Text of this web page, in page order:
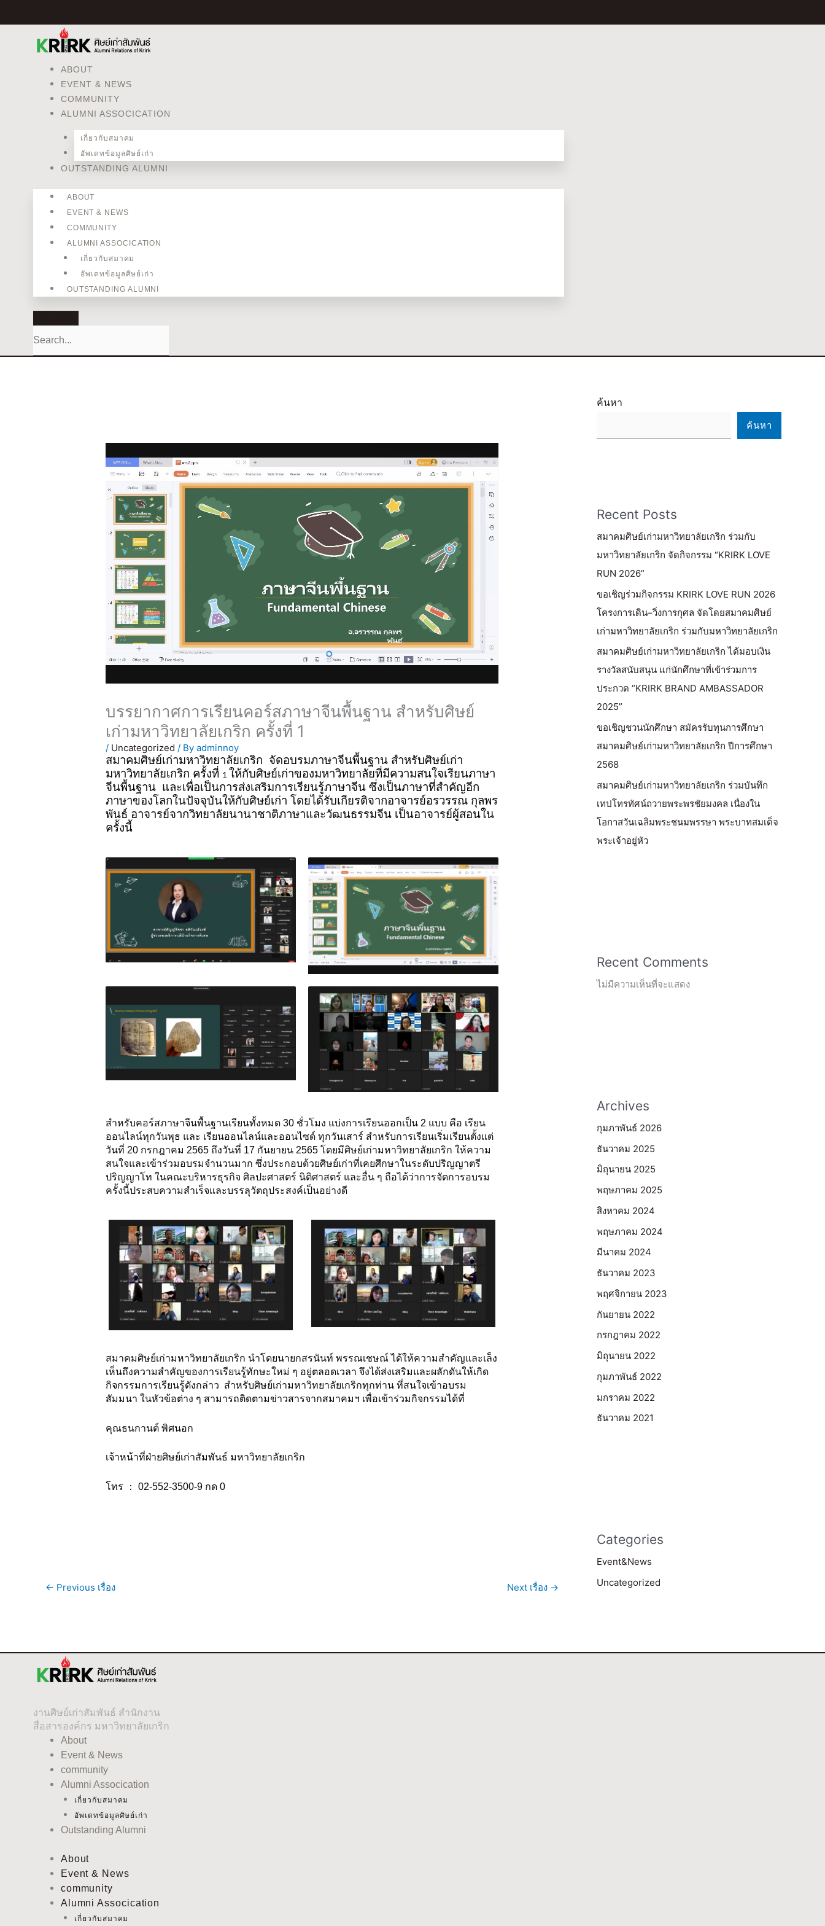
ABOUT
EVENT & NEWS
COMMUNITY
ALUMNI ASSOCICATION
เกี่ยวกับสมาคม
อัพเดทข้อมูลศิษย์เก่า
OUTSTANDING ALUMNI
ABOUT
EVENT & NEWS
COMMUNITY
ALUMNI ASSOCICATION
เกี่ยวกับสมาคม
อัพเดทข้อมูลศิษย์เก่า
OUTSTANDING ALUMNI
บรรยากาศการเรียนคอร์สภาษาจีนพื้นฐาน สำหรับศิษย์
เก่ามหาวิทยาลัยเกริก ครั้งที่ 1
/ Uncategorized / Byadminnoy
สมาคมศิษย์เก่ามหาวิทยาลัยเกริก จัดอบรมภาษาจีนพื้นฐาน สำหรับศิษย์เก่า
มหาวิทยาลัยเกริก ครั้งที่ 1 ให้กับศิษย์เก่าของมหาวิทยาลัยที่มีความสนใจเรียนภาษา
จีนพื้นฐาน และเพื่อเป็นการส่งเสริมการเรียนรู้ภาษาจีน ซึ่งเป็นภาษาที่สำคัญอีก
ภาษาของโลกในปัจจุบันให้กับศิษย์เก่า โดยได้รับเกียรติจากอาจารย์อรวรรณ กุลพร
พันธ์ อาจารย์จากวิทยาลัยนานาชาติภาษาและวัฒนธรรมจีน เป็นอาจารย์ผู้สอนใน
ครั้งนี้
สำหรับคอร์สภาษาจีนพื้นฐานเรียนทั้งหมด 30 ชั่วโมง แบ่งการเรียนออกเป็น 2 แบบ คือ เรียน
ออนไลน์ทุกวันพุธ และ เรียนออนไลน์และออนไซด์ ทุกวันเสาร์ สำหรับการเรียนเริ่มเรียนตั้งแต่
วันที่ 20 กรกฎาคม 2565 ถึงวันที่ 17 กันยายน 2565 โดยมีศิษย์เก่ามหาวิทยาลัยเกริก ให้ความ
สนใจและเข้าร่วมอบรมจำนวนมาก ซึ่งประกอบด้วยศิษย์เก่าที่เคยศึกษาในระดับปริญญาตรี
ปริญญาโท ในคณะบริหารธุรกิจ ศิลปะศาสตร์ นิติศาสตร์ และอื่น ๆ ถือได้ว่าการจัดการอบรม
ครั้งนี้ประสบความสำเร็จและบรรลุวัตถุประสงค์เป็นอย่างดี
สมาคมศิษย์เก่ามหาวิทยาลัยเกริก นำโดยนายกสรนันท์ พรรณเชษณ์ ได้ให้ความสำคัญและเล็ง
เห็นถึงความสำคัญของการเรียนรู้ทักษะใหม่ ๆ อยู่ตลอดเวลา จึงได้ส่งเสริมและผลักดันให้เกิด
กิจกรรมการเรียนรู้ดังกล่าว สำหรับศิษย์เก่ามหาวิทยาลัยเกริกทุกท่าน ที่สนใจเข้าอบรม
สัมมนา ในหัวข้อต่าง ๆ สามารถติดตามข่าวสารจากสมาคมฯ เพื่อเข้าร่วมกิจกรรมได้ที่
คุณธนกานต์ พิศนอก
เจ้าหน้าที่ฝ่ายศิษย์เก่าสัมพันธ์ มหาวิทยาลัยเกริก
โทร ： 02-552-3500-9 กด 0
← Previous เรื่อง Next เรื่อง →
ค้นหา
ค้นหา
Recent Posts
สมาคมศิษย์เก่ามหาวิทยาลัยเกริก ร่วมกับ
มหาวิทยาลัยเกริก จัดกิจกรรม “KRIRK LOVE
RUN 2026”
ขอเชิญร่วมกิจกรรม KRIRK LOVE RUN 2026
โครงการเดิน–วิ่งการกุศล จัดโดยสมาคมศิษย์
เก่ามหาวิทยาลัยเกริก ร่วมกับมหาวิทยาลัยเกริก
สมาคมศิษย์เก่ามหาวิทยาลัยเกริก ได้มอบเงิน
รางวัลสนับสนุน แก่นักศึกษาที่เข้าร่วมการ
ประกวด “KRIRK BRAND AMBASSADOR
2025”
ขอเชิญชวนนักศึกษา สมัครรับทุนการศึกษา
สมาคมศิษย์เก่ามหาวิทยาลัยเกริก ปีการศึกษา
2568
สมาคมศิษย์เก่ามหาวิทยาลัยเกริก ร่วมบันทึก
เทปโทรทัศน์ถวายพระพรชัยมงคล เนื่องใน
โอกาสวันเฉลิมพระชนมพรรษา พระบาทสมเด็จ
พระเจ้าอยู่หัว
Recent Comments
ไม่มีความเห็นที่จะแสดง
Archives
กุมภาพันธ์ 2026
ธันวาคม 2025
มิถุนายน 2025
พฤษภาคม 2025
สิงหาคม 2024
พฤษภาคม 2024
มีนาคม 2024
ธันวาคม 2023
พฤศจิกายน 2023
กันยายน 2022
กรกฎาคม 2022
มิถุนายน 2022
กุมภาพันธ์ 2022
มกราคม 2022
ธันวาคม 2021
Categories
Event&News
Uncategorized
งานศิษย์เก่าสัมพันธ์ สำนักงาน
สื่อสารองค์กร มหาวิทยาลัยเกริก
About
Event & News
community
Alumni Assocication
เกี่ยวกับสมาคม
อัพเดทข้อมูลศิษย์เก่า
Outstanding Alumni
About
Event & News
community
Alumni Assocication
เกี่ยวกับสมาคม